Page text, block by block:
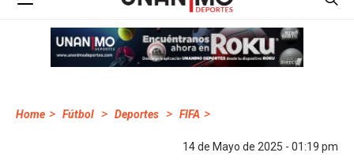
Home > Fútbol > Deportes > FIFA >
14 de Mayo de 2025 - 01:19 pm